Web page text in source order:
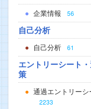
企業情報 56
自己分析
自己分析 61
エントリーシート
策
通過エントリーシ
2233